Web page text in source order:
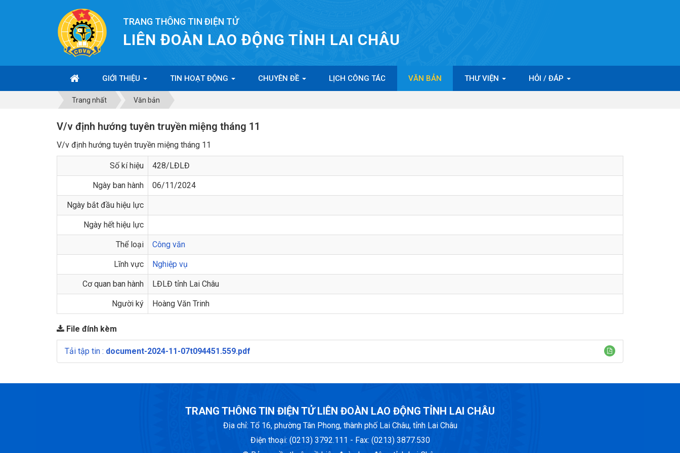
TRANG THÔNG TIN ĐIỆN TỬ
LIÊN ĐOÀN LAO ĐỘNG TỈNH LAI CHÂU
GIỚI THIỆU TIN HOẠT ĐỘNG CHUYÊN ĐỀ LỊCH CÔNG TÁC VĂN BẢN THƯ VIỆN HỎI / ĐÁP
Trang nhất Văn bản
V/v định hướng tuyên truyền miệng tháng 11
V/v định hướng tuyên truyền miệng tháng 11
Số kí hiệu 428/LĐLĐ
Ngày ban hành 06/11/2024
Ngày bắt đầu hiệu lực
Ngày hết hiệu lực
Thể loại Công văn
Lĩnh vực Nghiệp vụ
Cơ quan ban hành LĐLĐ tỉnh Lai Châu
Người ký Hoàng Văn Trinh
File đính kèm
Tải tập tin : document-2024-11-07t094451.559.pdf
TRANG THÔNG TIN ĐIỆN TỬ LIÊN ĐOÀN LAO ĐỘNG TỈNH LAI CHÂU
Địa chỉ: Tổ 16, phường Tân Phong, thành phố Lai Châu, tỉnh Lai Châu
Điện thoại: (0213) 3792.111 - Fax: (0213) 3877.530